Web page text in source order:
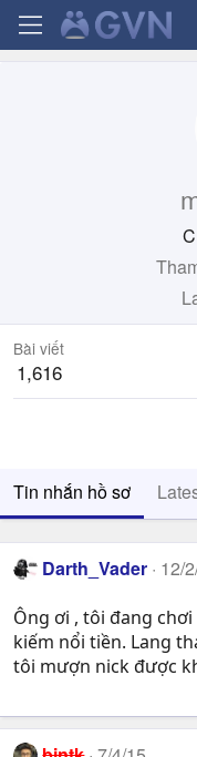
Bài viết
1,616
Tin nhắn hồ sơ
Darth_Vader 12/
Ông ơi , tôi đang
kiếm nổi tiền. Lang
tôi mượn nick được